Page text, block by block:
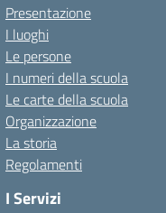
Presentazione
I luoghi
Le persone
I numeri della scuola
Le carte della scuola
Organizzazione
La storia
Regolamenti
I Servizi